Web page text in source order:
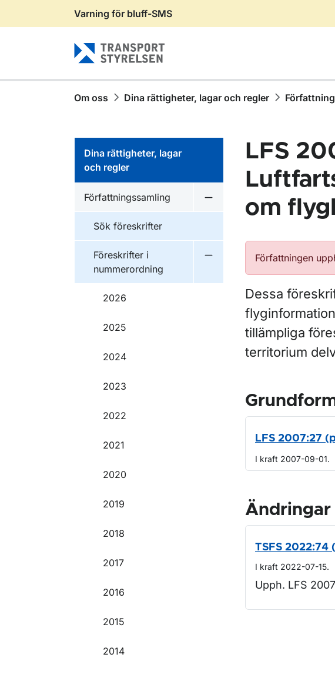
Gå till sidans innehåll
Varning för bluff-SMS
Om oss Dina rättigheter, lagar och regler
Dina rättigheter, lagar
och regler
Författningssamling
Undermeny för
Sök föreskrifter
Föreskrifter i
nummerordning
Undermeny för Föreskrifter
2026
2025
2024
2023
2022
2021
2020
2019
2018
2017
2016
2015
2014
LFS
om
Författningen
Dessa
tillämpliga
territorium
LFS 2007:27
I kraft 2007-09-01.
Ändringar
TSFS 2022:74
I kraft 2022-07-15.
Upph. LFS